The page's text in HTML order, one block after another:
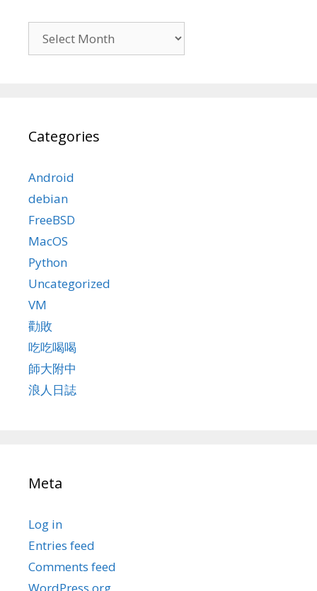
Categories
Android
debian
FreeBSD
MacOS
Python
Uncategorized
VM
勸敗
吃吃喝喝
師大附中
浪人日誌
Meta
Log in
Entries feed
Comments feed
WordPress.org